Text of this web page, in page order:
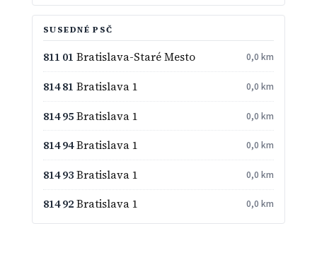
SUSEDNÉ PSČ
811 01 Bratislava-Staré Mesto 0,0 km
814 81 Bratislava 1 0,0 km
814 95Bratislava 1 0,0 km
814 94Bratislava 1 0,0 km
814 93Bratislava 1 0,0 km
814 92Bratislava 1 0,0 km